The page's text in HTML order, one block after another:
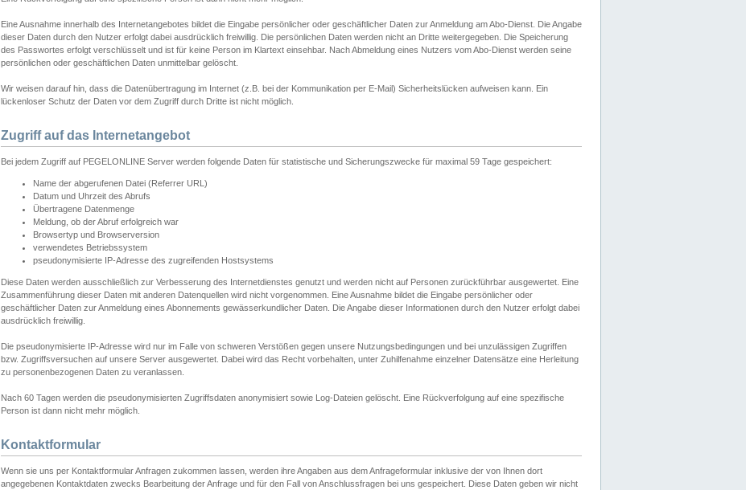
Eine Ausnahme innerhalb des Internetangebotes bildet die Eingabe persönlicher oder geschäftlicher Daten zur Anmeldung am Abo-Dienst. Die Angabe
dieser Daten durch den Nutzer erfolgt dabei ausdrücklich freiwillig. Die persönlichen Daten werden nicht an Dritte weitergegeben. Die Speicherung
des Passwortes erfolgt verschlüsselt und ist für keine Person im Klartext einsehbar. Nach Abmeldung eines Nutzers vom Abo-Dienst werden seine
persönlichen oder geschäftlichen Daten unmittelbar gelöscht.
Wir weisen darauf hin, dass die Datenübertragung im Internet (z.B. bei der Kommunikation per E-Mail) Sicherheitslücken aufweisen kann. Ein
lückenloser Schutz der Daten vor dem Zugriff durch Dritte ist nicht möglich.
Zugriff auf das Internetangebot
Bei jedem Zugriff auf PEGELONLINE Server werden folgende Daten für statistische und Sicherungszwecke für maximal 59 Tage gespeichert:
Name der abgerufenen Datei (Referrer URL)
Datum und Uhrzeit des Abrufs
Übertragene Datenmenge
Meldung, ob der Abruf erfolgreich war
Browsertyp und Browserversion
verwendetes Betriebssystem
pseudonymisierte IP-Adresse des zugreifenden Hostsystems
Diese Daten werden ausschließlich zur Verbesserung des Internetdienstes genutzt und werden nicht auf Personen zurückführbar ausgewertet. Eine
Zusammenführung dieser Daten mit anderen Datenquellen wird nicht vorgenommen. Eine Ausnahme bildet die Eingabe persönlicher oder
geschäftlicher Daten zur Anmeldung eines Abonnements gewässerkundlicher Daten. Die Angabe dieser Informationen durch den Nutzer erfolgt dabei
ausdrücklich freiwillig.
Die pseudonymisierte IP-Adresse wird nur im Falle von schweren Verstößen gegen unsere Nutzungsbedingungen und bei unzulässigen Zugriffen
bzw. Zugriffsversuchen auf unsere Server ausgewertet. Dabei wird das Recht vorbehalten, unter Zuhilfenahme einzelner Datensätze eine Herleitung
zu personenbezogenen Daten zu veranlassen.
Nach 60 Tagen werden die pseudonymisierten Zugriffsdaten anonymisiert sowie Log-Dateien gelöscht. Eine Rückverfolgung auf eine spezifische
Person ist dann nicht mehr möglich.
Kontaktformular
Wenn sie uns per Kontaktformular Anfragen zukommen lassen, werden ihre Angaben aus dem Anfrageformular inklusive der von Ihnen dort
angegebenen Kontaktdaten zwecks Bearbeitung der Anfrage und für den Fall von Anschlussfragen bei uns gespeichert. Diese Daten geben wir nicht